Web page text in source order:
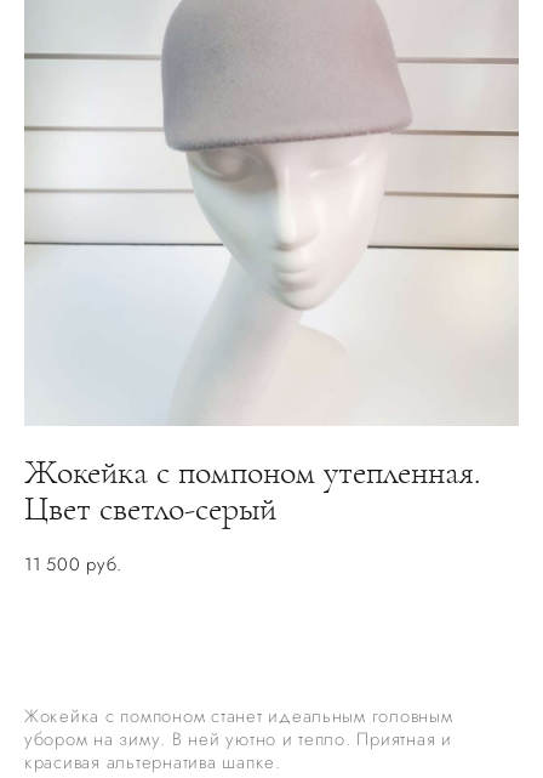
Жокейка с помпоном утепленная.
Цвет светло-серый
11 500 pуб.
Жокейка с помпоном станет идеальным головным
убором на зиму. В ней уютно и тепло. Приятная и
красивая альтернатива шапке.